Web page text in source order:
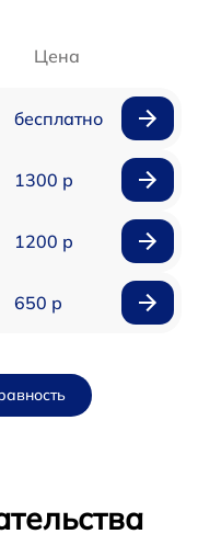
Цена
бесплатно
1300 р
1200 р
650 р